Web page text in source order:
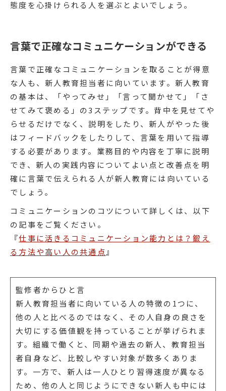
態度を心掛けられる人を選ぶとよいでしょう。
言葉で正確なコミュニケーションができる
言葉で正確なコミュニケーションを取ることが得意
な人も、新人教育担当者に向いています。新人教育
の基本は、「やってみせ」「言って聞かせて」「さ
せてみて褒める」の3ステップです。背中を見せてや
らせるだけでなく、説明をしたり、新人がやった後
はフィードバックをしたりして、言葉を用いて指導
する必要があります。業務目的や内容を丁寧に説明
でき、新人の実践内容についてよい点と改善点を明
確に言葉で伝えられる人が新人教育には向いている
でしょう。
コミュニケーションのコツについて詳しくは、以下
の記事をご覧ください。
『仕事に活きるコミュニケーション能力とは？鍛え
る方法や高い人の共通点 』
監修者からひと言
新人教育担当者に向いている人の特徴の1つに、
他の人と比べるのではなく、その人自身の良さを
大切にする価値観を持っていることが挙げられま
す。組織で働くと、同期や過去の新人、教育担当
者自身など、比較しやすい対象が数多くありま
す。一方で、新人は一人ひとり習得速度が異なる
ため、他の人と同じようにできない新人も中には